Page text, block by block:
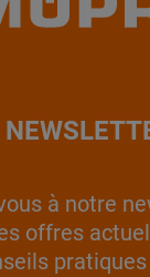
à notre
offres